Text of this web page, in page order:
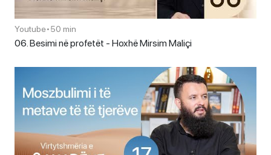
Youtube•50 min
06. Besimi në profetët - Hoxhë Mirsim Maliçi